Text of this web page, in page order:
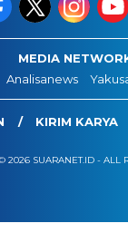
MEDIA
Analisanews
KIRIM KARYA
2026 SUARANET.ID - ALL